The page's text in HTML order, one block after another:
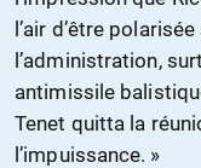
l’air d’être
l’administration,
antimissile
Tenet quitta la
l’impuissance. »